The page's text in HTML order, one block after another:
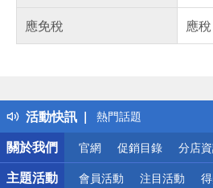
應免稅
應稅
活動快訊
得獎公告
熱門話題
銀行優惠
偏遠地區配送
詐騙網頁！請小心！
關於我們
官網 促銷目錄 分店
主題活動 會員活動 注目活動